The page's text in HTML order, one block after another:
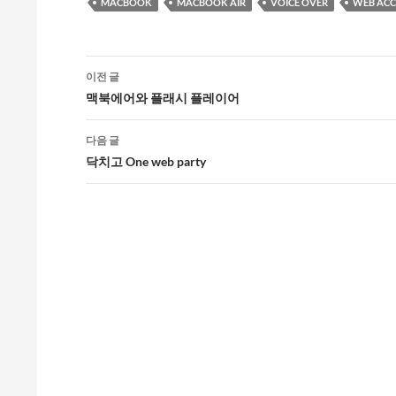
글
네
비
게
이
이전 글
맥북에어와 플래시 플레이어
다음 글
닥치고 One web party